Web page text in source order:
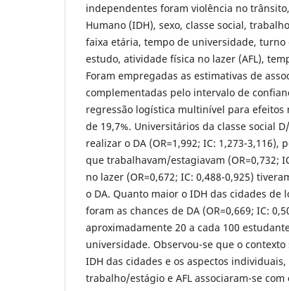
independentes foram violência no
Humano (IDH), sexo, classe social,
faixa etária, tempo de universidade,
estudo, atividade física no lazer (AFL),
Foram empregadas as estimativas de
complementadas pelo intervalo de
regressão logística multinível para efeitos
de 19,7%. Universitários da classe social
realizar o DA (OR=1,992; IC: 1,273-
que trabalhavam/estagiavam (OR=0,732;
no lazer (OR=0,672; IC: 0,488-0,925)
o DA. Quanto maior o IDH das cidades de
foram as chances de DA (OR=0,669; IC:
aproximadamente 20 a cada 100
universidade. Observou-se que o
IDH das cidades e os aspectos individuais,
trabalho/estágio e AFL associaram-se com